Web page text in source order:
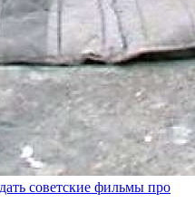
советские фильмы про